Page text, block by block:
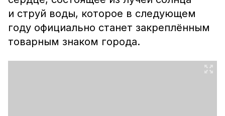
и струй воды, которое в следующем
году официально станет закреплённым
товарным знаком города.